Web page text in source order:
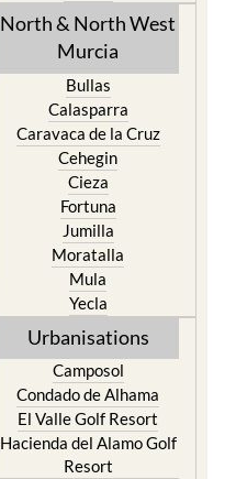
North & North West
Murcia
Bullas
Calasparra
Caravaca de la Cruz
Cehegin
Cieza
Fortuna
Jumilla
Moratalla
Mula
Yecla
Urbanisations
Camposol
Condado de Alhama
El Valle Golf Resort
Hacienda del Alamo Golf
Resort